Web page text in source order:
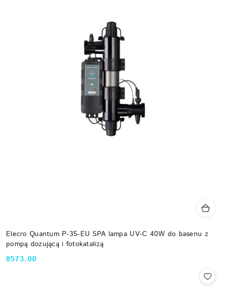
Elecro Quantum P-35-EU SPA lampa UV-C 40W do basenu z
pompą dozującą i fotokatalizą
Cena:
8573.00